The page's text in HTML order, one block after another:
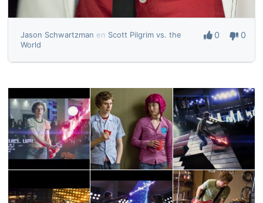
Jason Schwartzman en Scott Pilgrim vs. the
World
0 0